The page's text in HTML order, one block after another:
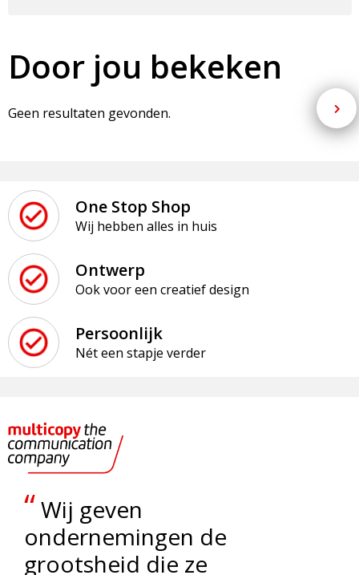
Door jou bekeken
Geen resultaten gevonden.
One Stop Shop
Wij hebben alles in huis
Ontwerp
Ook voor een creatief design
Persoonlijk
Nét een stapje verder
“Wij geven
ondernemingen de
grootsheid die ze